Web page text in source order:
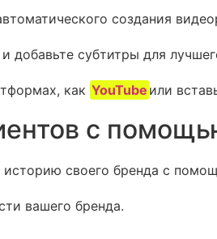
создания
добавьте субтитры для
как YouTube или
с
историю своего бренда с
вашего бренда.